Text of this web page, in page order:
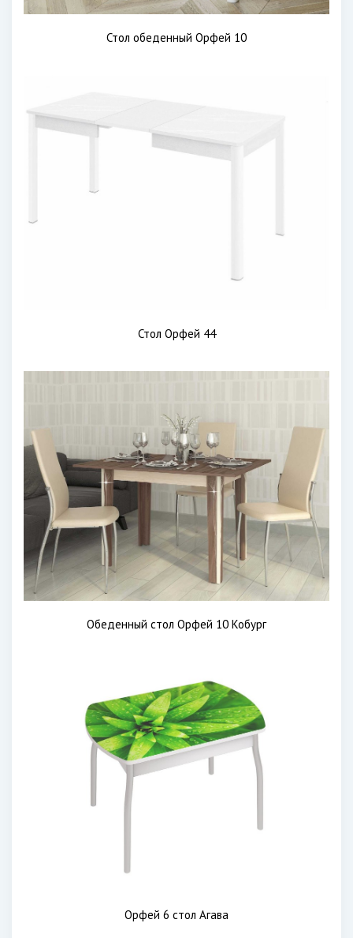
Стол обеденный Орфей 10
Стол Орфей 44
Обеденный стол Орфей 10 Кобург
Орфей 6 стол Агава